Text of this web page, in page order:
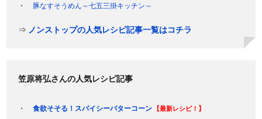
豚なすそうめん～七五三掛キッチン～
⇒ ノンストップの人気レシピ記事一覧はコチラ
笠原将弘さんの人気レシピ記事
食欲そそる！スパイシーバターコーン 【最新レシピ！】